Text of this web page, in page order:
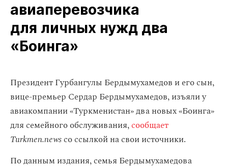
авиаперевозчика
для личных нужд два
«Боинга»
Президент Гурбангулы Бердымухамедов и его сын,
вице-премьер Сердар Бердымухамедов, изъяли у
авиакомпании «Туркменистан» два новых «Боинга»
для семейного обслуживания,сообщает
Turkmen.newsсо ссылкой на свои источники.
По данным издания, семья Бердымухамедова